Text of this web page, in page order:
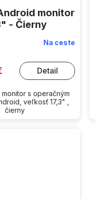
monitor
- Čierny
Na ceste
Detail
monitor s operačným
veľkosť 17,3" ,
čierny